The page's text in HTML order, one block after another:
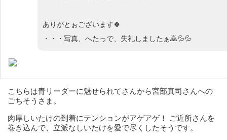
ありがとぉございます🍀
・・・写真、へたっで、失礼しましたぁ🙇💦💦
こちらは青リーダーに魅せられてさんから宮部真司さんへの
ごちそうさま。
肉厚しいたけの到着にテンションがアゲアゲ！ ご近所さんを
巻き込んで、立派なしいたけを愛で尽くしたそうです。